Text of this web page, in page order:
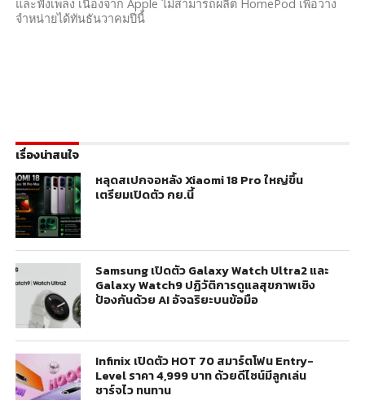
และฟังเพลง เนื่องจาก Apple ไม่สามารถผลิต HomePod เพื่อวาง
จำหน่ายได้ทันธันวาคมปีนี้
เรื่องน่าสนใจ
หลุดสเปกจอหลัง Xiaomi 18 Pro ใหญ่ขึ้น
เตรียมเปิดตัว กย.นี้
Samsung เปิดตัว Galaxy Watch Ultra2 และ
Galaxy Watch9 ปฏิวัติการดูแลสุขภาพเชิง
ป้องกันด้วย AI อัจฉริยะบนข้อมือ
Infinix เปิดตัว HOT 70 สมาร์ตโฟน Entry-
Level ราคา 4,999 บาท ด้วยดีไซน์มีลูกเล่น
ชาร์จไว ทนทาน